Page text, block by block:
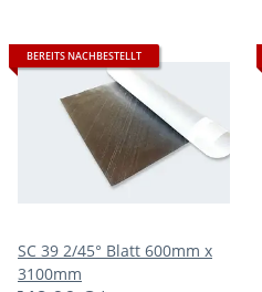
BEREITS NACHBESTELLT
SC 39 2/45° Blatt 600mm x
3100mm